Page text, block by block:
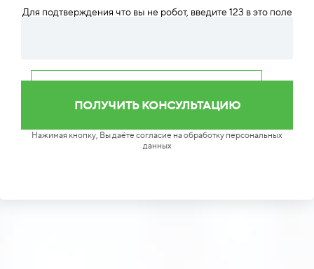
Для подтверждения что вы не робот, введите 123 в это поле
Нажимая кнопку, Вы даёте согласие на обработку персональных
данных